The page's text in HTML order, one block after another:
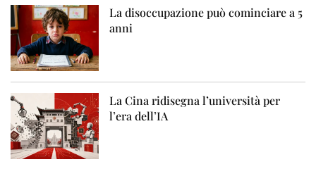
La disoccupazione può cominciare a 5
anni
La Cina ridisegna l’università per
l’era dell’IA